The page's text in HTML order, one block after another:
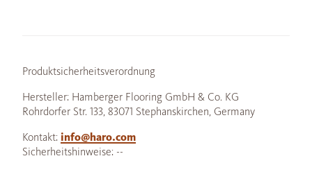
Produktsicherheitsverordnung
Hersteller: Hamberger Flooring GmbH & Co. KG
Rohrdorfer Str. 133, 83071 Stephanskirchen, Germany
Kontakt: info@haro.com
Sicherheitshinweise: --